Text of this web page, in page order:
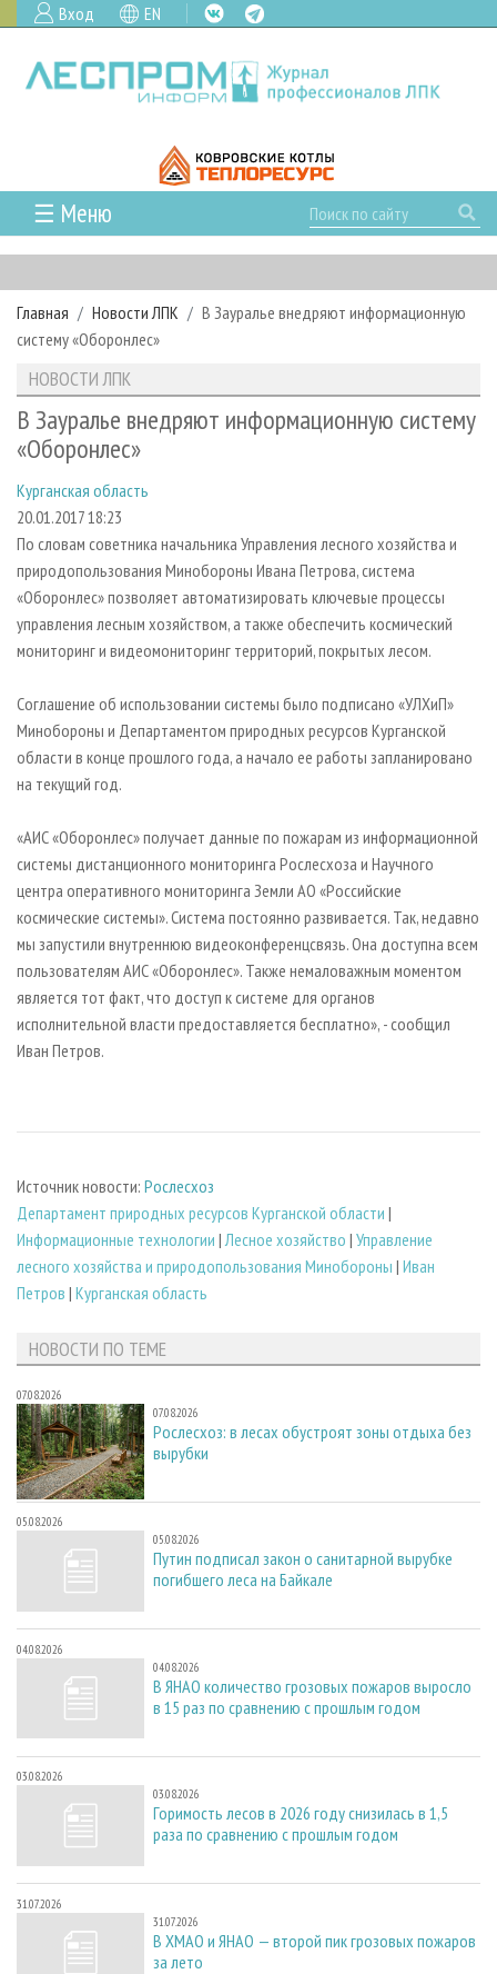
Вход EN
☰ Меню
ГЛАВНАЯ
РУБРИКИ И ТЕМЫ
РУБРИКИ ЖУРНАЛА
ЛЕСОЗАГОТОВКА
ЛЕСОПИЛЕНИЕ
СУШКА ДРЕВЕСИНЫ
ПРОИЗВОДСТВО ДРЕВЕСНЫХ ПЛИТ
ДЕРЕВЯННОЕ ДОМОСТРОЕНИЕ
ПРОИЗВОДСТВО МЕБЕЛИ
БИОЭНЕРГЕТИКА
ЦБП
ИНСТРУМЕНТ И МАТЕРИАЛЫ
НОВОСТИ
НОВОСТИ ЛПК
НОВОСТИ ЖУРНАЛА
ПРОЕКТЫ ЛПИ
АНАЛИТИКА
ПРЕДПРИЯТИЯ ЛПК
ПЕРСОНЫ
МОБИЛЬНЫЕ ВЫСТАВКИ
ОФИЦИАЛЬНЫЕ ДЕЛЕГАЦИИ
ПРИОРИТЕТНЫЕ ИНВЕСТПРОЕКТЫ
RUSSIAN FORESTRY REVIEW
ГАЗЕТА ЛЕСПРОМФОРУМ
БИБЛИОТЕКА СПЕЦИАЛИСТА
АРХИВ
АРХИВ ЖУРНАЛОВ
О ЖУРНАЛЕ
ПОДПИСКА
КОНТАКТЫ
РЕКЛАМОДАТЕЛЯМ
РЕКЛАМА
РЕКЛАМА НА САЙТЕ
Главная Новости ЛПК
В Зауралье внедряют информационную
систему «Оборонлес»
НОВОСТИ ЛПК
В Зауралье внедряют информационную систему
«Оборонлес»
Курганская область
20.01.2017 18:23
По словам советника начальника Управления лесного хозяйства и
природопользования Минобороны Ивана Петрова, система
«Оборонлес» позволяет автоматизировать ключевые процессы
управления лесным хозяйством, а также обеспечить космический
мониторинг и видеомониторинг территорий, покрытых лесом.
Соглашение об использовании системы было подписано «УЛХиП»
Минобороны и Департаментом природных ресурсов Курганской
области в конце прошлого года, а начало ее работы запланировано
на текущий год.
«АИС «Оборонлес» получает данные по пожарам из информационной
системы дистанционного мониторинга Рослесхоза и Научного
центра оперативного мониторинга Земли АО «Российские
космические системы». Система постоянно развивается. Так, недавно
мы запустили внутреннюю видеоконференцсвязь. Она доступна всем
пользователям АИС «Оборонлес». Также немаловажным моментом
является тот факт, что доступ к системе для органов
исполнительной власти предоставляется бесплатно», - сообщил
Иван Петров.
Источник новости: Рослесхоз
Департамент природных ресурсов Курганской области |
Информационные технологии |Лесное хозяйство | Управление
лесного хозяйства и природопользования Минобороны | Иван
Петров | Курганская область
НОВОСТИ ПО ТЕМЕ
07.08.2026
07.08.2026
Рослесхоз: в лесах обустроят зоны отдыха без
вырубки
05.08.2026
05.08.2026
Путин подписал закон о санитарной вырубке
погибшего леса на Байкале
04.08.2026
04.08.2026
В ЯНАО количество грозовых пожаров выросло
в 15 раз по сравнению с прошлым годом
03.08.2026
03.08.2026
Горимость лесов в 2026 году снизилась в 1,5
раза по сравнению с прошлым годом
31.07.2026
31.07.2026
В ХМАО и ЯНАО — второй пик грозовых пожаров
за лето